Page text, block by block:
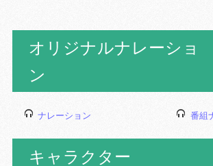
オリジナルナレーショ
ン
ナレーション 番組
キャラクター